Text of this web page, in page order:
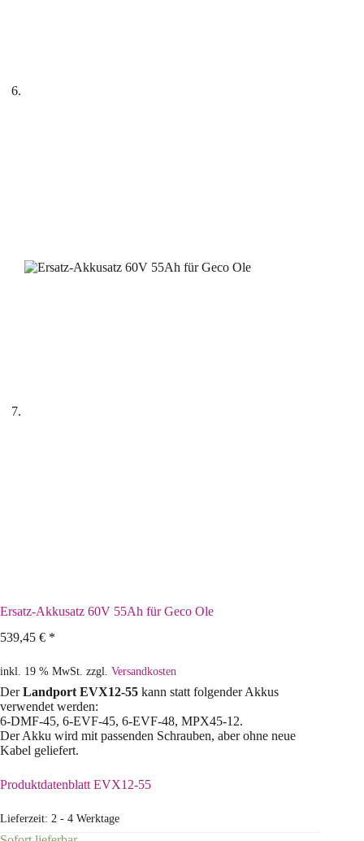
Ersatz-Akkusatz 60V 55Ah für Geco Ole
539,45 € *
inkl. 19 % MwSt. zzgl. Versandkosten
DerLandport EVX12-55 kann statt folgender Akkus
verwendet werden:
6-DMF-45, 6-EVF-45, 6-EVF-48, MPX45-12.
Der Akku wird mit passenden Schrauben, aber ohne neue
Kabel geliefert.
Produktdatenblatt EVX12-55
Lieferzeit: 2 - 4 Werktage